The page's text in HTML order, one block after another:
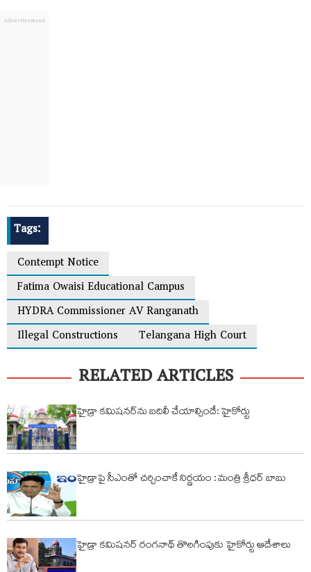
Tags:
Contempt Notice
Fatima Owaisi Educational Campus
HYDRA Commissioner AV Ranganath
Illegal Constructions
Telangana High Court
RELATED ARTICLES
హైడ్రా కమిషనర్‌ను బదిలీ చేయాల్సిందే: హైకోర్టు
హైడ్రాపై సీఎంతో చర్చించాకే నిర్ణయం : మంత్రి శ్రీధర్ బాబు
హైడ్రా కమిషనర్ రంగనాథ్ తొలగింపుకు హైకోర్టు ఆదేశాలు